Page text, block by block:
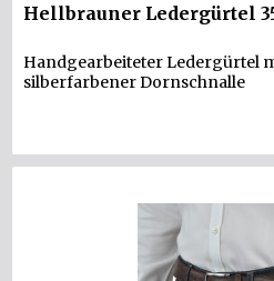
Hellbrauner Ledergürtel
Handgearbeiteter Ledergürtel
silberfarbener Dornschnalle